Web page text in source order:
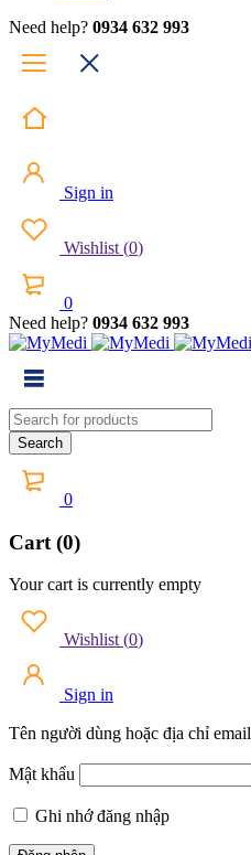
Need help? 0934 632 993
Sign in
Wishlist (0)
0
Need help? 0934 632 993
0
Cart (0)
Your cart is currently empty
Wishlist (0)
Sign in
Tên người dùng hoặc địa chỉ email
Mật khẩu
Ghi nhớ đăng nhập